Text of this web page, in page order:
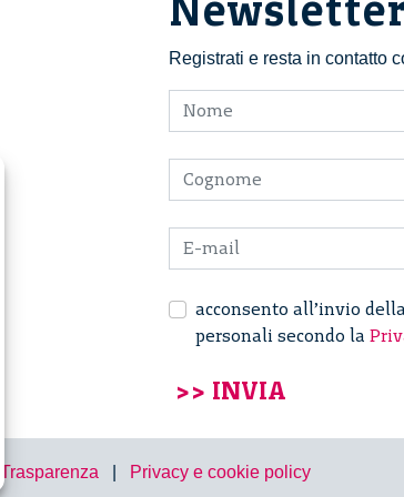
Registrati e resta in contatto
acconsento all’invio
personali secondo la
Trasparenza Privacy e cookie policy